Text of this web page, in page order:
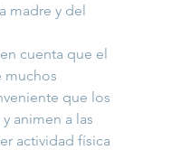
madre y del
cuenta que el
muchos
que los
animen a las
actividad física